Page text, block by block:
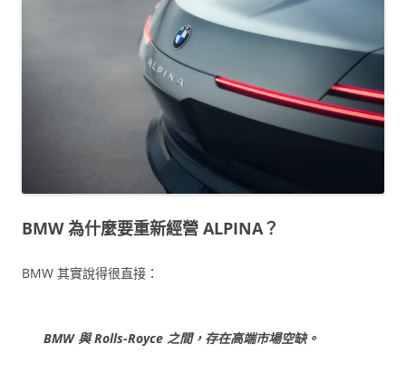
BMW 為什麼要重新經營 ALPINA？
BMW 其實說得很直接：
BMW 與 Rolls-Royce 之間，存在高端市場空缺。